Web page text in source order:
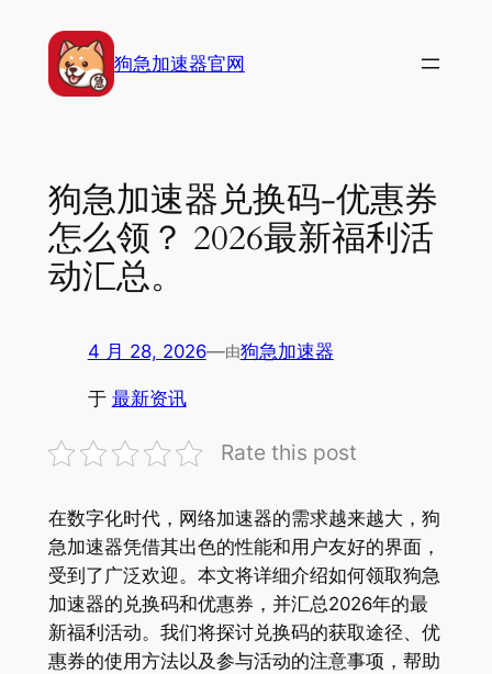
狗急加速器官网
狗急加速器兑换码-优惠券
怎么领？ 2026最新福利活
动汇总。
4 月 28, 2026—由狗急加速器
于 最新资讯
Rate this post
在数字化时代，网络加速器的需求越来越大，狗
急加速器凭借其出色的性能和用户友好的界面，
受到了广泛欢迎。本文将详细介绍如何领取狗急
加速器的兑换码和优惠券，并汇总2026年的最
新福利活动。我们将探讨兑换码的获取途径、优
惠券的使用方法以及参与活动的注意事项，帮助